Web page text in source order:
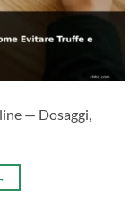
— Dosaggi,